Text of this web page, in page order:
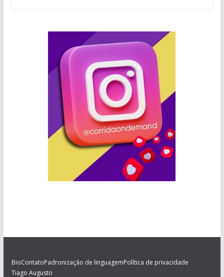
BioContatoPadronização de linguagemPolítica de privacidade
Tiago Augusto